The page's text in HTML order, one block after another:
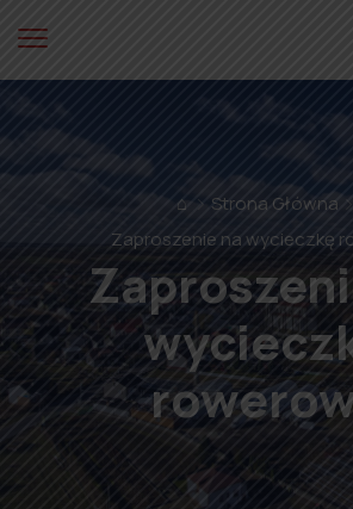
⌂
Strona Główna
Zaproszenie na wycieczkę